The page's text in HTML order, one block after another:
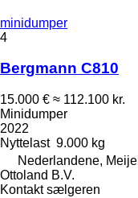
minidumper
4
Bergmann C810
15.000 € ≈ 112.100 kr.
Minidumper
2022
Nyttelast 9.000 kg
Nederlandene, Meijel
Ottoland B.V.
Kontakt sælgeren